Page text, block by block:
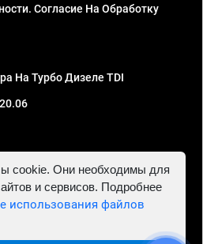
Согласие На Обработку
На Турбо Дизеле TDI
ИНН 781302555843,
cookie. Они необходимы для
и сервисов. Подробнее
использования файлов